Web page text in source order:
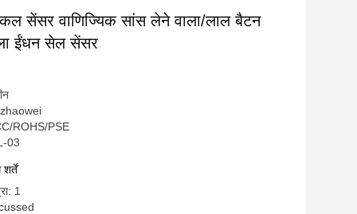
सेंसर वाणिज्यिक सांस लेने वाला/लाल बैटन
ईंधन सेल सेंसर
ROHS/PSE
03
1